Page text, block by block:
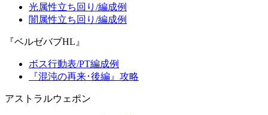
光属性立ち回り/編成例
闇属性立ち回り/編成例
『ベルゼバブHL』
ボス行動表/PT編成例
『混沌の再来･後編』攻略
アストラルウェポン